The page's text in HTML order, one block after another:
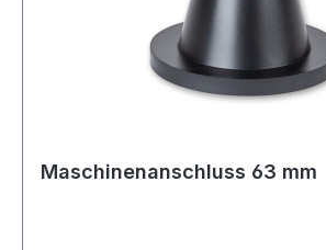
Maschinenanschluss 63 mm